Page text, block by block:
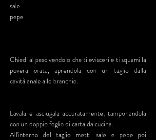
sale
pepe
Chiedi al pescivendolo che ti evisceri e ti squami la
povera orata, aprendola con un taglio dalla
cavità anale alle branchie.
Lavala e asciugala accuratamente, tamponandola
con un doppio foglio di carta da cucina.
All'interno del taglio metti sale e pepe poi